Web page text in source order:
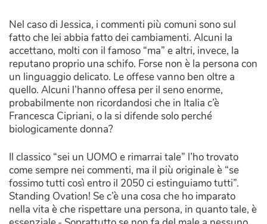
Nel caso di Jessica, i commenti più comuni sono sul
fatto che lei abbia fatto dei cambiamenti. Alcuni la
accettano, molti con il famoso “ma” e altri, invece, la
reputano proprio una schifo. Forse non è la persona con
un linguaggio delicato. Le offese vanno ben oltre a
quello. Alcuni l’hanno offesa per il seno enorme,
probabilmente non ricordandosi che in Italia c’è
Francesca Cipriani, o la si difende solo perché
biologicamente donna?
Il classico “sei un UOMO e rimarrai tale” l’ho trovato
come sempre nei commenti, ma il più originale è “se
fossimo tutti così entro il 2050 ci estinguiamo tutti”.
Standing Ovation! Se c’è una cosa che ho imparato
nella vita è che rispettare una persona, in quanto tale, è